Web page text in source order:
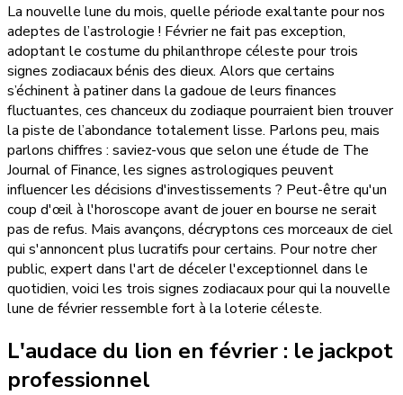
La nouvelle lune du mois, quelle période exaltante pour nos
adeptes de l’astrologie ! Février ne fait pas exception,
adoptant le costume du philanthrope céleste pour trois
signes zodiacaux bénis des dieux. Alors que certains
s’échinent à patiner dans la gadoue de leurs finances
fluctuantes, ces chanceux du zodiaque pourraient bien trouver
la piste de l’abondance totalement lisse. Parlons peu, mais
parlons chiffres : saviez-vous que selon une étude de The
Journal of Finance, les signes astrologiques peuvent
influencer les décisions d'investissements ? Peut-être qu'un
coup d'œil à l'horoscope avant de jouer en bourse ne serait
pas de refus. Mais avançons, décryptons ces morceaux de ciel
qui s'annoncent plus lucratifs pour certains. Pour notre cher
public, expert dans l'art de déceler l'exceptionnel dans le
quotidien, voici les trois signes zodiacaux pour qui la nouvelle
lune de février ressemble fort à la loterie céleste.
L'audace du lion en février : le jackpot
professionnel